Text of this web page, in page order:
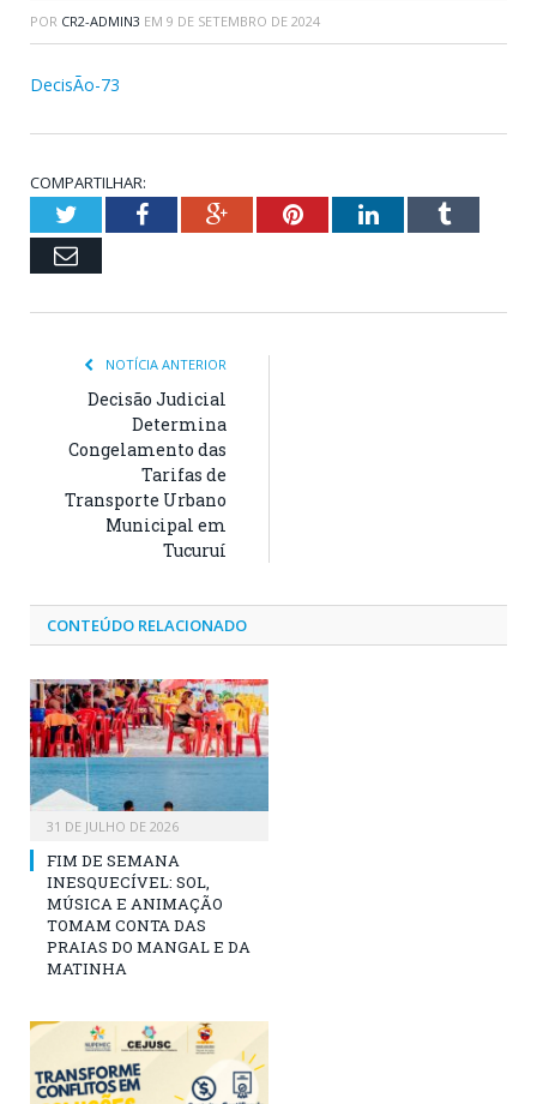
POR CR2-ADMIN3 EM 9 DE SETEMBRO DE 2024
DecisÃo-73
COMPARTILHAR:
TwitterFacebookGoogle+PinterestLinkedInTumblr
Email
NOTÍCIA ANTERIOR
Decisão Judicial
Determina
Congelamento das
Tarifas de
Transporte Urbano
Municipal em
Tucuruí
CONTEÚDO RELACIONADO
31 DE JULHO DE 2026
FIM DE SEMANA
INESQUECÍVEL: SOL,
MÚSICA E ANIMAÇÃO
TOMAM CONTA DAS
PRAIAS DO MANGAL E DA
MATINHA